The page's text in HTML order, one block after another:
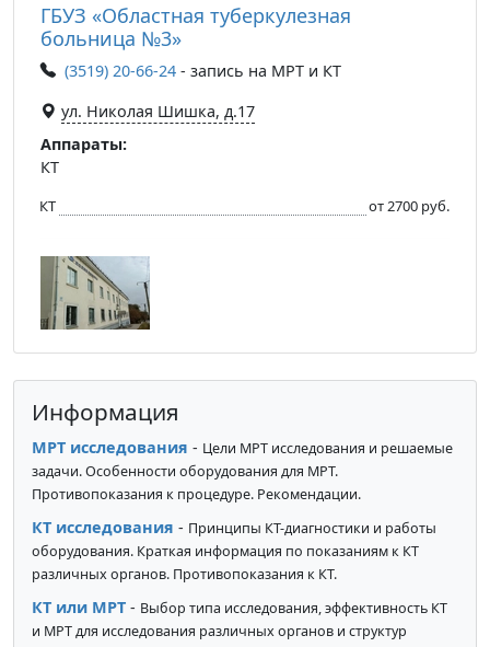
ГБУЗ «Областная туберкулезная
больница №3»
(3519) 20-66-24 - запись на МРТ и КТ
ул. Николая Шишка, д.17
Аппараты:
КТ
КТ от 2700 руб.
Информация
МРТ исследования - Цели МРТ исследования и решаемые
задачи. Особенности оборудования для МРТ.
Противопоказания к процедуре. Рекомендации.
КТ исследования - Принципы КТ-диагностики и работы
оборудования. Краткая информация по показаниям к КТ
различных органов. Противопоказания к КТ.
КТ или МРТ - Выбор типа исследования, эффективность КТ
и МРТ для исследования различных органов и структур